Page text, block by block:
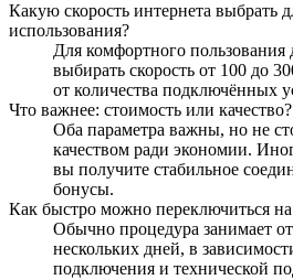
Какую скорость интернета выбрать
использования?
Для комфортного пользования
выбирать скорость от 100 до
от количества подключённых
Что важнее: стоимость или качество?
Оба параметра важны, но не
качеством ради экономии.
вы получите стабильное
бонусы.
Как быстро можно переключиться
Обычно процедура занимает
нескольких дней, в
подключения и технической